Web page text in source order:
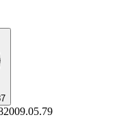
09.05.79